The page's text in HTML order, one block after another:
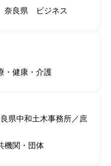
奈良県 ビジネス
・健康・介護
県中和土木事務所／庶
機関・団体